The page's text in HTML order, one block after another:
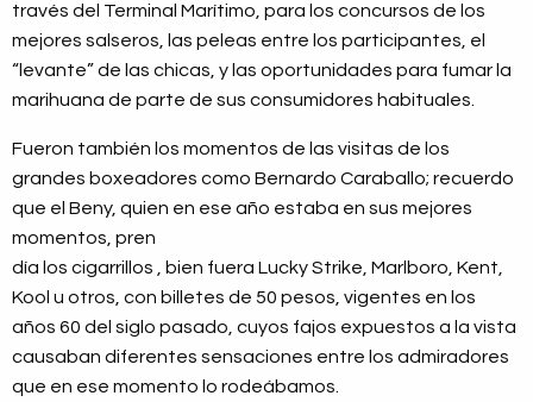
través del Terminal Marítimo, para los concursos de los
mejores salseros, las peleas entre los participantes, el
“levante” de las chicas, y las oportunidades para fumar la
marihuana de parte de sus consumidores habituales.
Fueron también los momentos de las visitas de los
grandes boxeadores como Bernardo Caraballo; recuerdo
que el Beny, quien en ese año estaba en sus mejores
momentos, pren
día los cigarrillos , bien fuera Lucky Strike, Marlboro, Kent,
Kool u otros, con billetes de 50 pesos, vigentes en los
años 60 del siglo pasado, cuyos fajos expuestos a la vista
causaban diferentes sensaciones entre los admiradores
que en ese momento lo rodeábamos.